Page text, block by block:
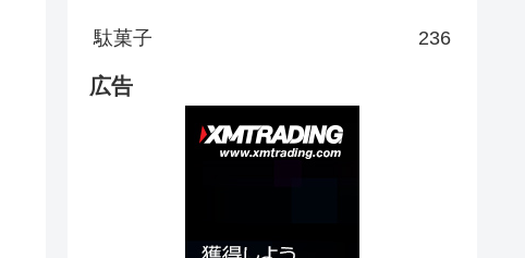
駄菓子 236
広告